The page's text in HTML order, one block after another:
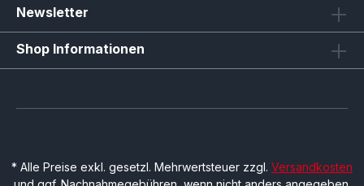
Newsletter
Shop Informationen
* Alle Preise exkl. gesetzl. Mehrwertsteuer zzgl. Versandkosten